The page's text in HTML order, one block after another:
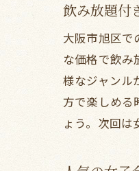
飲み放題付
大阪市旭区で
な価格で飲み
様なジャンル
方で楽しめる
ょう。次回は